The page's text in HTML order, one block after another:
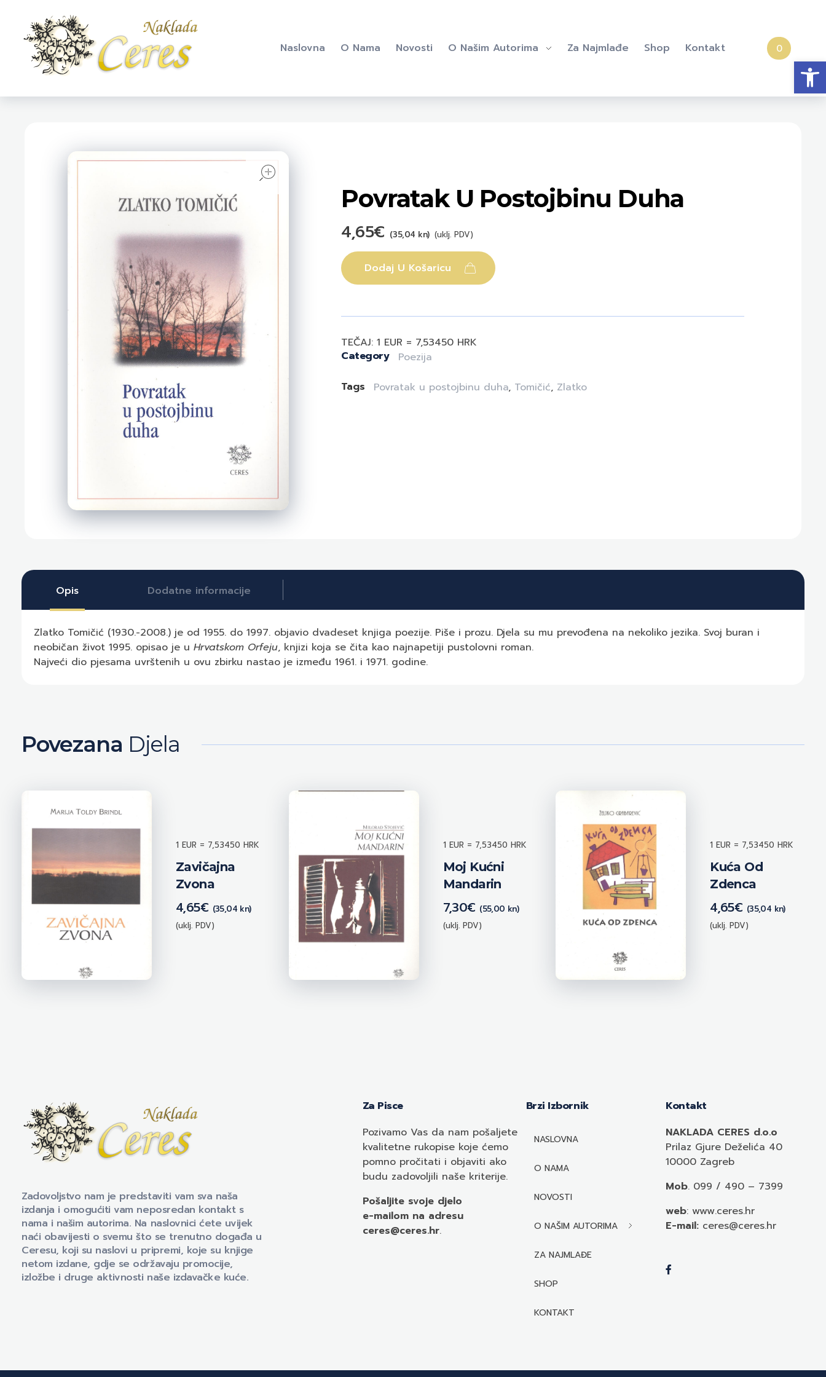
Naslovna O Nama Novosti O Našim Autorima Za Najmlađe Shop Kontakt 0
Povratak U Postojbinu Duha
4,65€ (35,04 kn) (uklj. PDV)
Dodaj U Košaricu
TEČAJ: 1 EUR = 7,53450 HRK
Category
Poezija
Tags
Povratak u postojbinu duha, Tomičić, Zlatko
Opis Dodatne informacije
Zlatko Tomičić (1930.-2008.) je od 1955. do 1997. objavio dvadeset knjiga poezije. Piše i prozu. Djela su mu prevođena na nekoliko jezika. Svoj buran i
neobičan život 1995. opisao je u Hrvatskom Orfeju, knjizi koja se čita kao najnapetiji pustolovni roman.
Najveći dio pjesama uvrštenih u ovu zbirku nastao je između 1961. i 1971. godine.
Povezana Djela
Zavičajna
Zvona
4,65€ (35,04 kn)
(uklj. PDV)
1 EUR = 7,53450 HRK
Moj Kućni
Mandarin
7,30€ (55,00 kn)
(uklj. PDV)
1 EUR = 7,53450 HRK
Kuća Od
Zdenca
4,65€ (35,04 kn)
(uklj. PDV)
1 EUR = 7,53450 HRK
Zadovoljstvo nam je predstaviti vam sva naša
izdanja i omogućiti vam neposredan kontakt s
nama i našim autorima. Na naslovnici ćete uvijek
naći obavijesti o svemu što se trenutno događa u
Ceresu, koji su naslovi u pripremi, koje su knjige
netom izdane, gdje se održavaju promocije,
izložbe i druge aktivnosti naše izdavačke kuće.
Za Pisce
Pozivamo Vasda nam pošaljete
kvalitetne rukopise koje ćemo
pomno pročitati i objaviti ako
budu zadovoljili naše kriterije.
Pošaljite svoje djelo
e-mailom na adresu
ceres@ceres.hr.
Brzi Izbornik
NASLOVNA
O NAMA
NOVOSTI
O NAŠIM AUTORIMA
ZA NAJMLAĐE
SHOP
KONTAKT
Kontakt
NAKLADA CERES d.o.o
Prilaz Gjure Deželića 40
10000 Zagreb
Mob. 099 / 490 – 7399
web: www.ceres.hr
E-mail: ceres@ceres.hr